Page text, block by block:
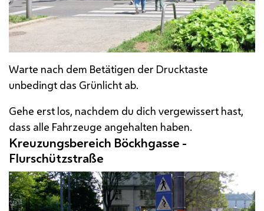
Warte nach dem Betätigen der Drucktaste
unbedingt das Grünlicht ab.
Gehe erst los, nachdem du dich vergewissert hast,
dass alle Fahrzeuge angehalten haben.
Kreuzungsbereich Böckhgasse -
Flurschützstraße